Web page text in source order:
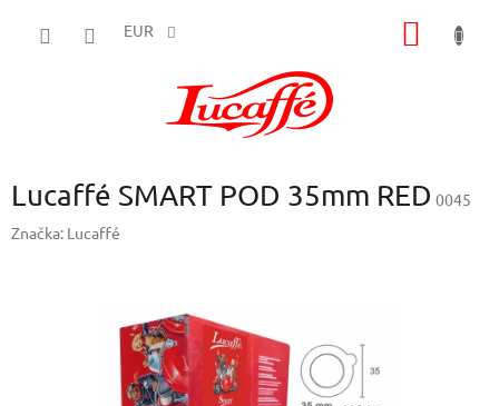
EUR
Lucaffé SMART POD 35mm RED 0045
Značka: Lucaffé